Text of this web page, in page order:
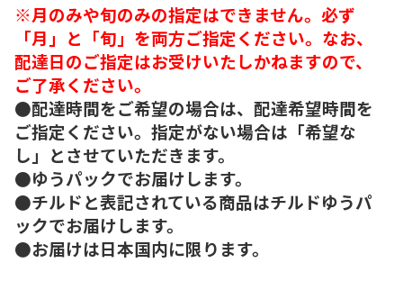
※月のみや旬のみの指定はできません。必ず
「月」と「旬」を両方ご指定ください。なお、
配達日のご指定はお受けいたしかねますので、
ご了承ください。
●配達時間をご希望の場合は、配達希望時間を
ご指定ください。指定がない場合は「希望な
し」とさせていただきます。
●ゆうパックでお届けします。
●チルドと表記されている商品はチルドゆうパ
ックでお届けします。
●お届けは日本国内に限ります。